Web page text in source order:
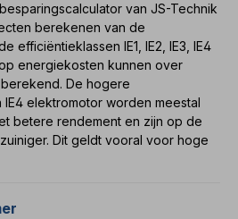
van JS-Technik
berekenen van de
efficiëntieklassen IE1, IE2, IE3, IE4
energiekosten kunnen over
De hogere
IE4 elektromotor worden meestal
betere rendement en zijn op de
Dit geldt vooral voor hoge